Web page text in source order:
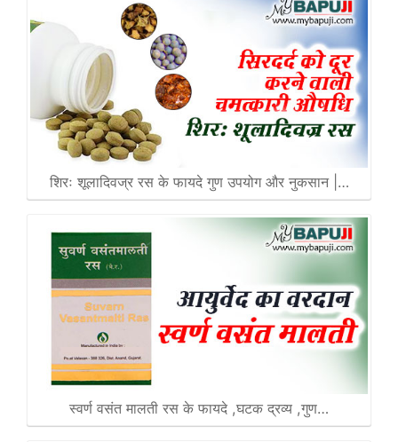
शिरः शूलादिवज्र रस के फायदे गुण उपयोग और नुकसान |…
स्वर्ण वसंत मालती रस के फायदे ,घटक द्रव्य ,गुण…